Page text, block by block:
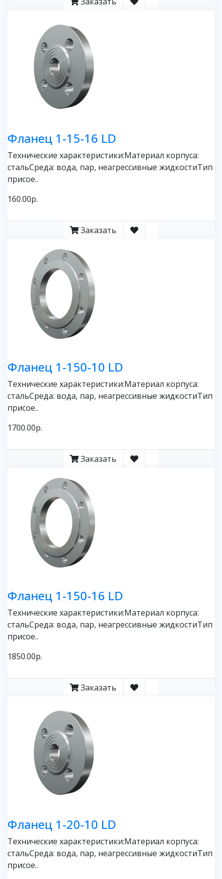
Фланец 1-15-16 LD
Технические характеристики:Материал корпуса:
стальСреда: вода, пар, неагрессивные жидкостиТип
присое..
160.00р.
Заказать
Фланец 1-150-10 LD
Технические характеристики:Материал корпуса:
стальСреда: вода, пар, неагрессивные жидкостиТип
присое..
1700.00р.
Заказать
Фланец 1-150-16 LD
Технические характеристики:Материал корпуса:
стальСреда: вода, пар, неагрессивные жидкостиТип
присое..
1850.00р.
Заказать
Фланец 1-20-10 LD
Технические характеристики:Материал корпуса:
стальСреда: вода, пар, неагрессивные жидкостиТип
присое..